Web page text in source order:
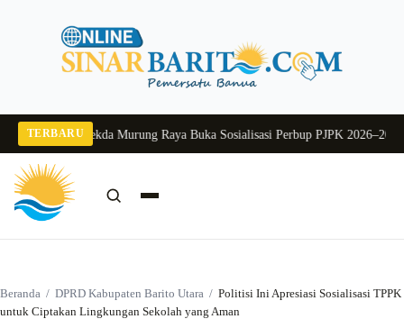
TERBARU
2026Pj Sekda Murung Raya Buka Sosialisasi Perbup PJPK 2026–2030
Beranda / DPRD Kabupaten Barito Utara / Politisi Ini Apresiasi Sosialisasi TPPK
untuk Ciptakan Lingkungan Sekolah yang Aman